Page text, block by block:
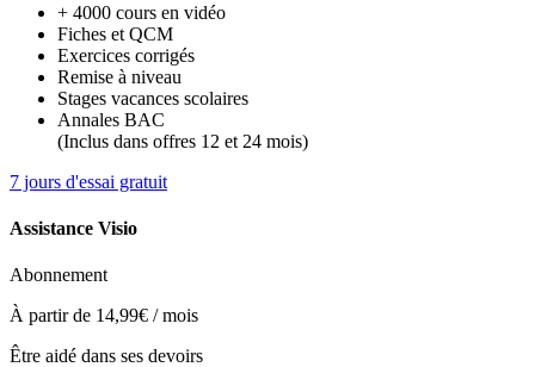
+ 4000 cours en vidéo
Fiches et QCM
Exercices corrigés
Remise à niveau
Stages vacances scolaires
Annales BAC
(Inclus dans offres 12 et 24 mois)
7 jours d'essai gratuit
Assistance Visio
Abonnement
À partir de 14,99€ / mois
Être aidé dans ses devoirs